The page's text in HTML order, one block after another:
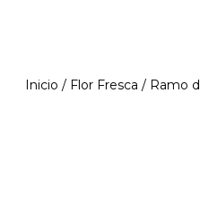
Inicio / Flor Fresca / Ramo